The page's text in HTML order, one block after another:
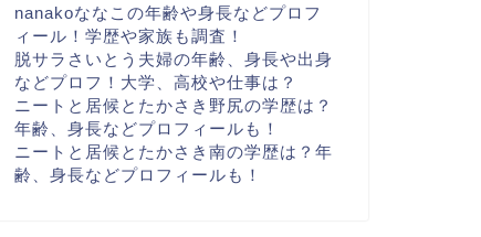
nanakoななこの年齢や身長などプロフ
ィール！学歴や家族も調査！
脱サラさいとう夫婦の年齢、身長や出身
などプロフ！大学、高校や仕事は？
ニートと居候とたかさき野尻の学歴は？
年齢、身長などプロフィールも！
ニートと居候とたかさき南の学歴は？年
齢、身長などプロフィールも！